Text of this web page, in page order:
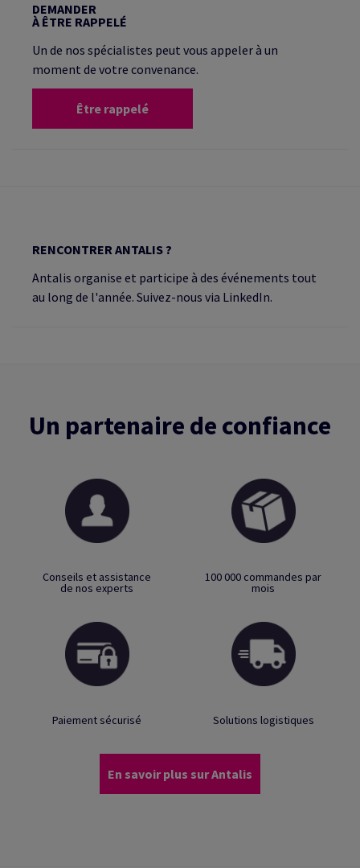
DEMANDER
À ÊTRE RAPPELÉ
Un de nos spécialistes peut vous appeler à un
moment de votre convenance.
Être rappelé
RENCONTRER ANTALIS ?
Antalis organise et participe à des événements tout
au long de l'année. Suivez-nous via LinkedIn.
Un partenaire de confiance
Conseils et assistance
de nos experts
100 000 commandes par
mois
Paiement sécurisé Solutions logistiques
En savoir plus sur Antalis